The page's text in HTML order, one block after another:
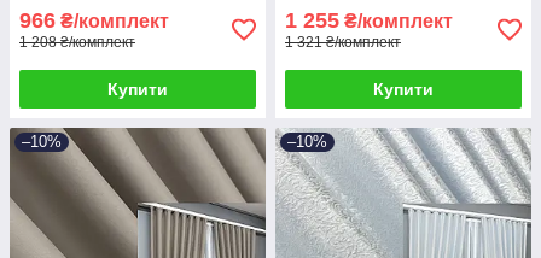
966 ₴/комплект
1 208 ₴/комплект
Купити
1 255 ₴/комплект
1 321 ₴/комплект
Купити
–10% –10%